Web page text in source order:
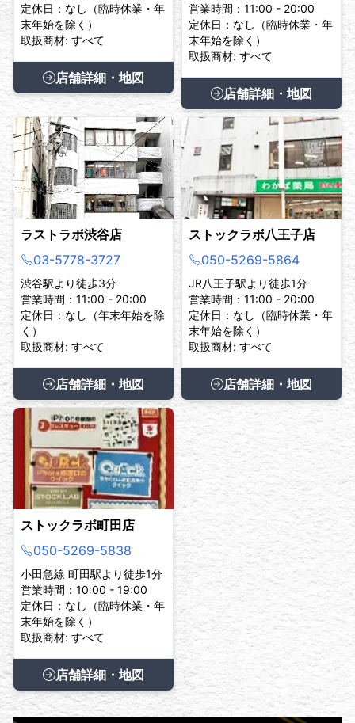
定休日：なし（臨時休業・年
末年始を除く）
取扱商材: すべて
店舗詳細・地図
営業時間：11:00 - 20:00
定休日：なし（臨時休業・年
末年始を除く）
取扱商材: すべて
店舗詳細・地図
ラストラボ渋谷店
03-5778-3727
渋谷駅より徒歩3分
営業時間：11:00 - 20:00
定休日：なし（年末年始を除
く）
取扱商材: すべて
店舗詳細・地図
ストックラボ八王子店
050-5269-5864
JR八王子駅より徒歩1分
営業時間：11:00 - 20:00
定休日：なし（臨時休業・年
末年始を除く）
取扱商材: すべて
店舗詳細・地図
ストックラボ町田店
050-5269-5838
小田急線 町田駅より徒歩1分
営業時間：10:00 - 19:00
定休日：なし（臨時休業・年
末年始を除く）
取扱商材: すべて
店舗詳細・地図